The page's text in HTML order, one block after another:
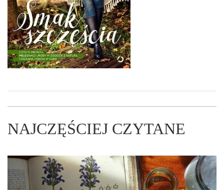
NAJCZĘŚCIEJ CZYTANE